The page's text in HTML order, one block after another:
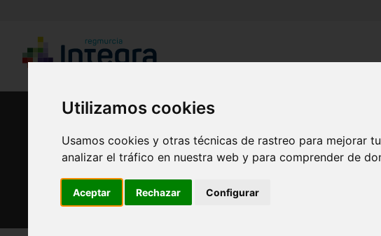
Utilizamos cookies
Usamos cookies y otras técnicas de rastreo para mejorar
analizar el tráfico en nuestra web y para comprender de
Aceptar Rechazar Configurar